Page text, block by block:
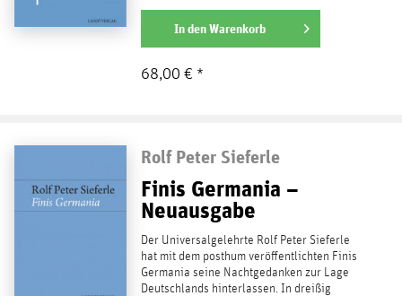
dem Tisch...
weiterlesen
In denWarenkorb
68,00 € *
Rolf Peter Sieferle
Finis Germania –
Neuausgabe
Der Universalgelehrte Rolf Peter Sieferle
hat mit dem posthum veröffentlichten Finis
Germania seine Nachtgedanken zur Lage
Deutschlands hinterlassen. In dreißig